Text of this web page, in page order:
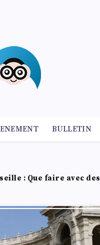
BULLETIN
: Que faire avec des